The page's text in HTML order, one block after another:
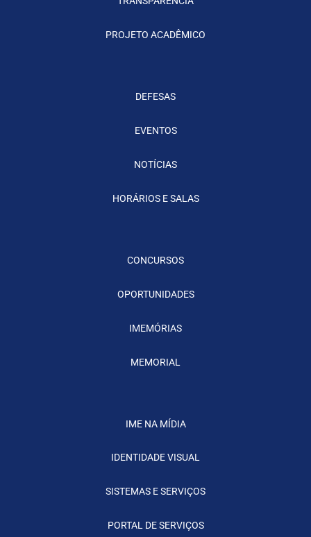
PROJETO ACADÊMICO
DEFESAS
EVENTOS
NOTÍCIAS
HORÁRIOS E SALAS
CONCURSOS
OPORTUNIDADES
IMEMÓRIAS
MEMORIAL
IME NA MÍDIA
IDENTIDADE VISUAL
SISTEMAS E SERVIÇOS
PORTAL DE SERVIÇOS